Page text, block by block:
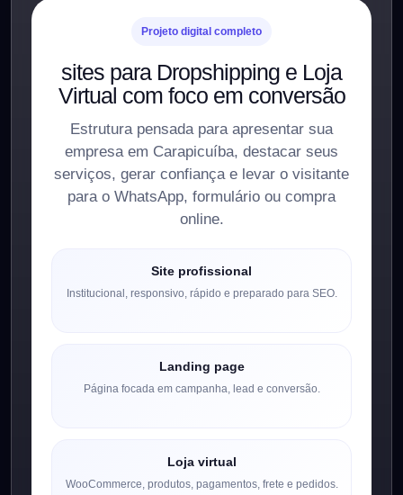
Projeto digital completo
sites para Dropshipping e Loja
Virtual com foco em conversão
Estrutura pensada para apresentar sua
empresa em Carapicuíba, destacar seus
serviços, gerar confiança e levar o visitante
para o WhatsApp, formulário ou compra
online.
Site profissional
Institucional, responsivo, rápido e preparado para SEO.
Landing page
Página focada em campanha, lead e conversão.
Loja virtual
WooCommerce, produtos, pagamentos, frete e pedidos.